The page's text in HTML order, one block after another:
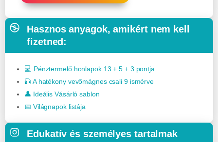
Hasznos anyagok, amikért nem kell
fizetned:
💻 Pénztermelő honlapok 13 + 5 + 3 pontja
🎣 A hatékony vevőmágnes csali 9 ismérve
👤 Ideális Vásárló sablon
📅 Világnapok listája
Edukatív és személyes tartalmak